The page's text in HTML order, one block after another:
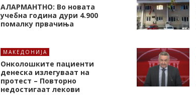
АЛАРМАНТНО: Во новата
учебна година дури 4.900
помалку првачиња
МАКЕДОНИЈА
Онколошките пациенти
денеска излегуваат на
протест – Повторно
недостигаат лекови